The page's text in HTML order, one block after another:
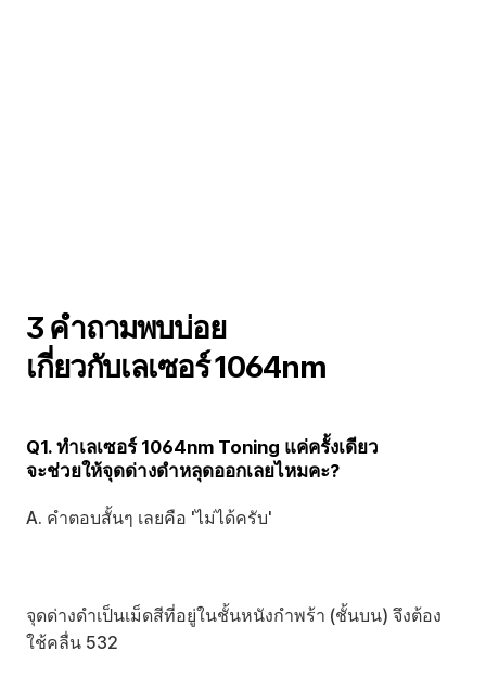
3 คำถามพบบ่อย
เกี่ยวกับเลเซอร์ 1064nm
Q1. ทำเลเซอร์ 1064nm Toning แค่ครั้งเดียว
จะช่วยให้จุดด่างดำหลุดออกเลยไหมคะ?
A. คำตอบสั้นๆ เลยคือ 'ไม่ได้ครับ'
จุดด่างดำเป็นเม็ดสีที่อยู่ในชั้นหนังกำพร้า (ชั้นบน) จึงต้อง
ใช้คลื่น 532